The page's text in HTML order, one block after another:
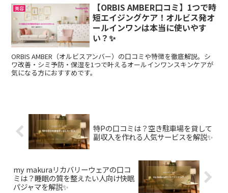
美容
【ORBIS AMBER口コミ】1つで時
短エイジングケア！オルビス発オ
ールインワンは本当に使いやす
い？✨
ORBIS AMBER（オルビスアンバー）の口コミや特徴を徹底解説。シ
ワ改善・シミ予防・保湿を1つで叶えるオールインワンスキンケアが
気になる方におすすめです。
特Pの口コミは？空き駐車場を貸して
副収入を作れる人気サービスを解説✨
my makuraリカバリーウェアの口コ
ミは？睡眠の質を整えたい人向け快眠
パジャマを解説✨